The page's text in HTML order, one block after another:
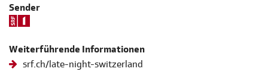
Sender
Weiterführende Informationen
srf.ch/late-night-switzerland